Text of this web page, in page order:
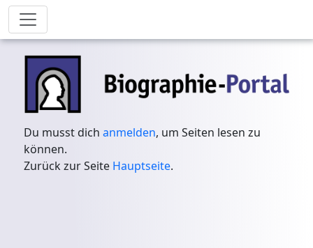
Du musst dichanmelden, um Seiten lesen zu
können.
Zurück zur Seite Hauptseite.